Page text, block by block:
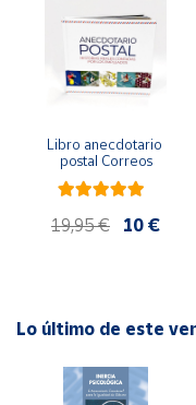
cliente
Ubicación
Península
Baleares
Canarias,
Libro anecdotario
postal Correos
19,95 € 10 €
Lo último de este